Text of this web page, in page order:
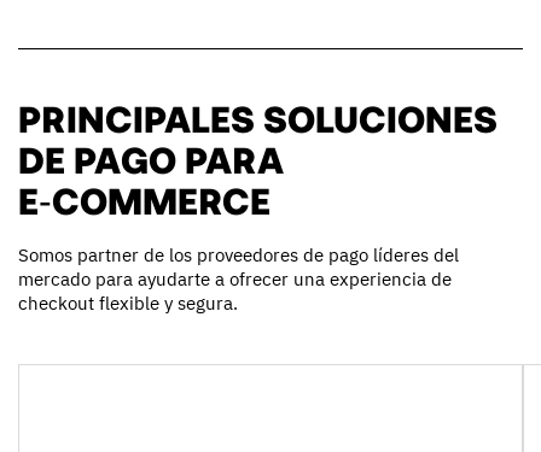
PRINCIPALES SOLUCIONES
DE PAGO PARA
E‑COMMERCE
Somos partner de los proveedores de pago líderes del
mercado para ayudarte a ofrecer una experiencia de
checkout flexible y segura.